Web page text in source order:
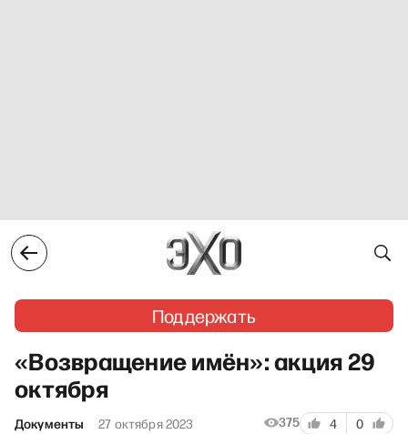
Поддержать
«Возвращение имён»: акция 29
октября
Документы 27 октября 2023 375 4 0